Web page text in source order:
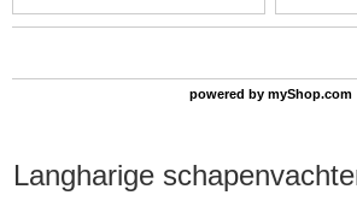
powered by myShop.com
Langharige